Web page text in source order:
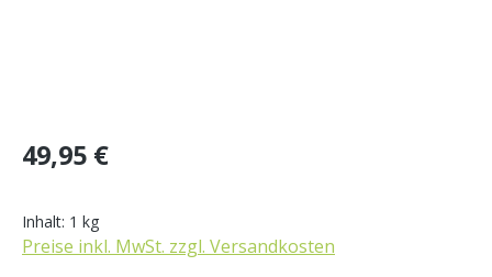
Regulärer Preis:
49,95 €
Inhalt: 1 kg
Preise inkl. MwSt. zzgl. Versandkosten